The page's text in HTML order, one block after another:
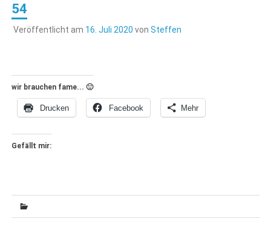
54
Veröffentlicht am 16. Juli 2020 von Steffen
wir brauchen fame... 🙂
Drucken Facebook Mehr
Gefällt mir: